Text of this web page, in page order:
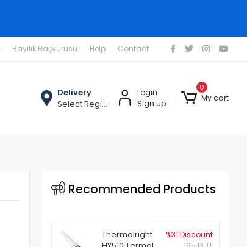
Bayilik Başvurusu Help Contact
Delivery
Select Region
Login
Sign up
0
My cart
Recommended Products
Thermalright
%31 Discount